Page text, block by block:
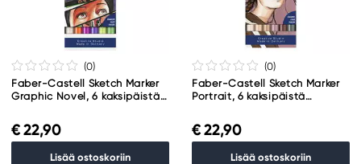
(0)
Faber-Castell Sketch Marker
Graphic Novel, 6 kaksipäistä
€ 22,90
Lisää ostoskoriin
(0)
Faber-Castell Sketch Marker
Portrait, 6 kaksipäistä
€ 22,90
Lisää ostoskoriin